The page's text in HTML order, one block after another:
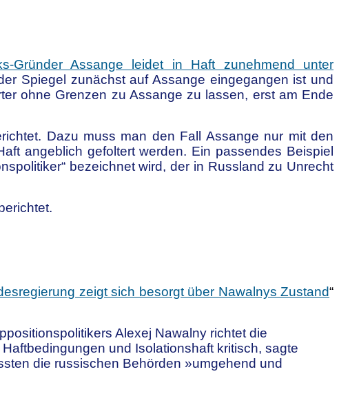
Gründer Assange leidet in Haft zunehmend unter
Spiegel zunächst auf Assange eingegangen ist und
ohne Grenzen zu Assange zu lassen, erst am Ende
Dazu muss man den Fall Assange nur mit den
angeblich gefoltert werden. Ein passendes Beispiel
bezeichnet wird, der in Russland zu Unrecht
zeigt sich besorgt über Nawalnys Zustand“
Alexej Nawalny richtet die
und Isolationshaft kritisch, sagte
die russischen Behörden »umgehend und